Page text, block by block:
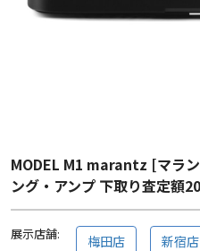
MODEL M1 marantz [マラ
ング・アンプ 下取り査定額
展示店舗: 梅田店 新宿店